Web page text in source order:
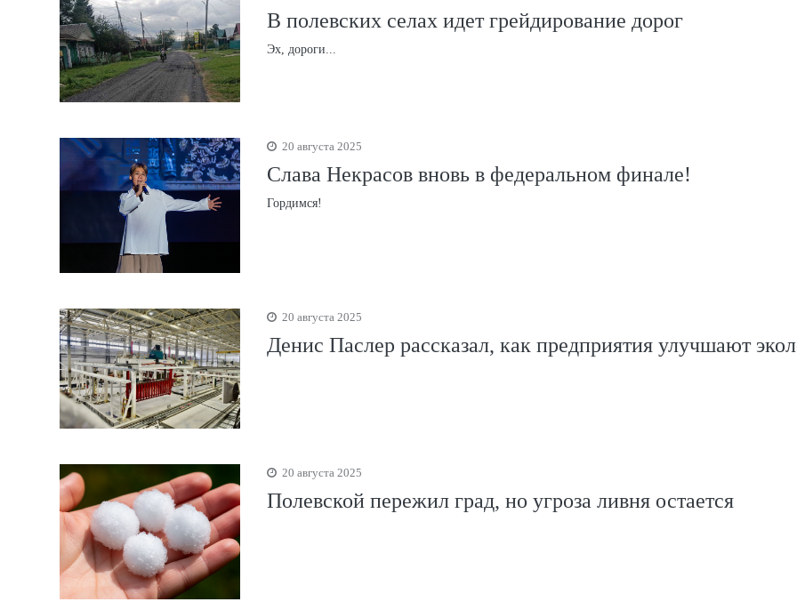
В полевских селах идет грейдирование дорог
Эх, дороги...
20 августа 2025
Слава Некрасов вновь в федеральном финале!
Гордимся!
20 августа 2025
Денис Паслер рассказал, как предприятия улучшают
20 августа 2025
Полевской пережил град, но угроза ливня остается